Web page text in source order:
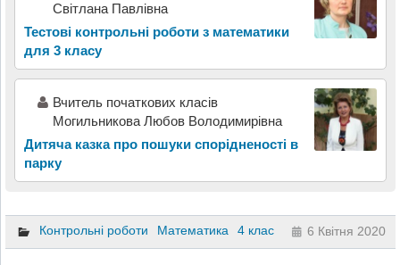
Світлана Павлівна
Тестові контрольні роботи з математики
для 3 класу
Вчитель початкових класів
Могильникова Любов Володимирівна
Дитяча казка про пошуки спорідненості в
парку
Контрольні роботи Математика 4 клас 6 Квітня 2020